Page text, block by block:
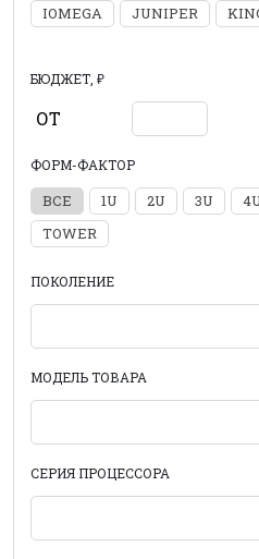
IOMEGA
JUNIPER
БЮДЖЕТ, ₽
ОТ
ФОРМ-ФАКТОР
ВСЕ 1U 2U 3U
TOWER
ПОКОЛЕНИЕ
МОДЕЛЬ ТОВАРА
СЕРИЯ ПРОЦЕССОРА